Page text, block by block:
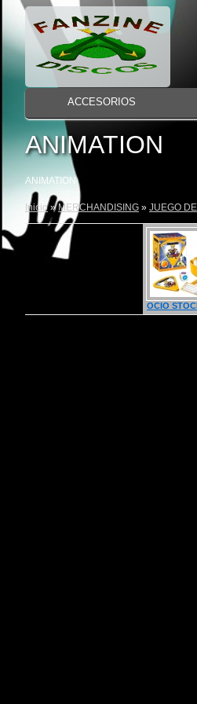
ACCESORIOS
ANIMATION
ANIMATION
Inicio»MERCHANDISING » JUEGO
OCIO